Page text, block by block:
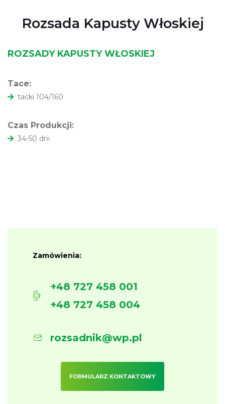
Rozsada Kapusty Włoskiej
ROZSADY KAPUSTY WŁOSKIEJ
Tace:
tacki 104/160
Czas Produkcji:
34-50 dni
Zamówienia:
+48 727 458 001
+48 727 458 004
rozsadnik@wp.pl
FORMULARZ KONTAKTOWY